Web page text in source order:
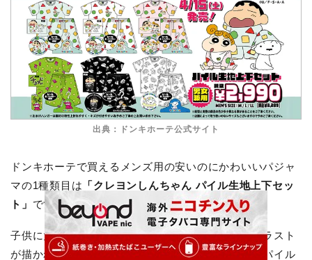
出典：ドンキホーテ公式サイト
ドンキホーテで買えるメンズ用の安いのにかわいいパジャ
マの1種類目は 「クレヨンしんちゃん パイル生地上下セッ
ト」 です。
子供に大人気のクレヨンしんちゃんのオリジナルイラスト
が描かれた男女兼用のパジャマで、吸水性に優れたパイル